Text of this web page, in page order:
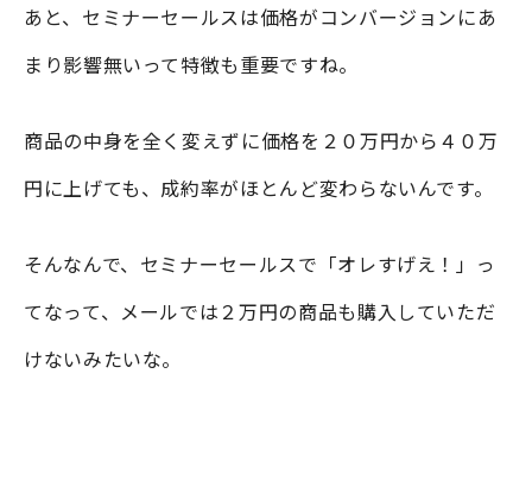
あと、セミナーセールスは価格がコンバージョンにあ
まり影響無いって特徴も重要ですね。
商品の中身を全く変えずに価格を２０万円から４０万
円に上げても、成約率がほとんど変わらないんです。
そんなんで、セミナーセールスで「オレすげえ！」っ
てなって、メールでは２万円の商品も購入していただ
けないみたいな。